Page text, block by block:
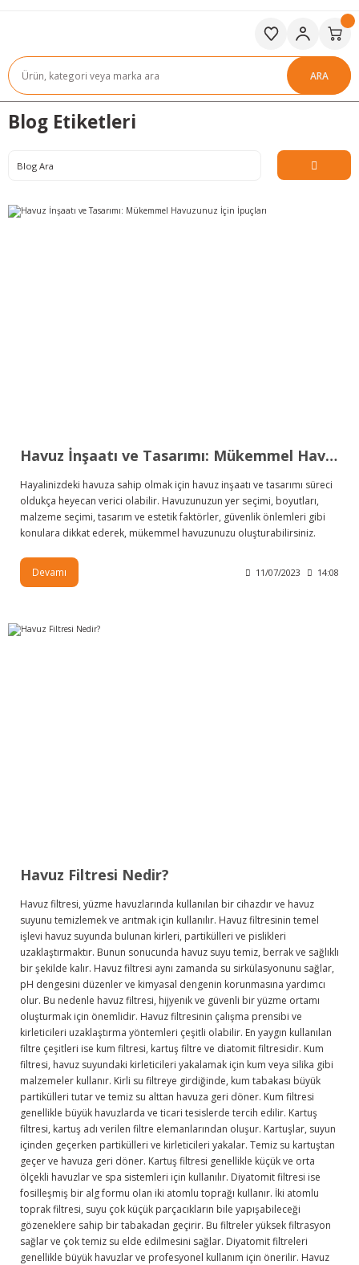
ARA
Blog Etiketleri
Havuz İnşaatı ve Tasarımı: Mükemmel Havuzunuz İçin İpuçları
Hayalinizdeki havuza sahip olmak için havuz inşaatı ve tasarımı süreci
oldukça heyecan verici olabilir. Havuzunuzun yer seçimi, boyutları,
malzeme seçimi, tasarım ve estetik faktörler, güvenlik önlemleri gibi
konulara dikkat ederek, mükemmel havuzunuzu oluşturabilirsiniz.
Devamı 11/07/2023 14:08
Havuz Filtresi Nedir?
Havuz filtresi, yüzme havuzlarında kullanılan bir cihazdır ve havuz
suyunu temizlemek ve arıtmak için kullanılır. Havuz filtresinin temel
işlevi havuz suyunda bulunan kirleri, partikülleri ve pislikleri
uzaklaştırmaktır. Bunun sonucunda havuz suyu temiz, berrak ve sağlıklı
bir şekilde kalır. Havuz filtresi aynı zamanda su sirkülasyonunu sağlar,
pH dengesini düzenler ve kimyasal dengenin korunmasına yardımcı
olur. Bu nedenle havuz filtresi, hijyenik ve güvenli bir yüzme ortamı
oluşturmak için önemlidir. Havuz filtresinin çalışma prensibi ve
kirleticileri uzaklaştırma yöntemleri çeşitli olabilir. En yaygın kullanılan
filtre çeşitleri ise kum filtresi, kartuş filtre ve diatomit filtresidir. Kum
filtresi, havuz suyundaki kirleticileri yakalamak için kum veya silika gibi
malzemeler kullanır. Kirli su filtreye girdiğinde, kum tabakası büyük
partikülleri tutar ve temiz su alttan havuza geri döner. Kum filtresi
genellikle büyük havuzlarda ve ticari tesislerde tercih edilir. Kartuş
filtresi, kartuş adı verilen filtre elemanlarından oluşur. Kartuşlar, suyun
içinden geçerken partikülleri ve kirleticileri yakalar. Temiz su kartuştan
geçer ve havuza geri döner. Kartuş filtresi genellikle küçük ve orta
ölçekli havuzlar ve spa sistemleri için kullanılır. Diyatomit filtresi ise
fosilleşmiş bir alg formu olan iki atomlu toprağı kullanır. İki atomlu
toprak filtresi, suyu çok küçük parçacıkların bile yapışabileceği
gözeneklere sahip bir tabakadan geçirir. Bu filtreler yüksek filtrasyon
sağlar ve çok temiz su elde edilmesini sağlar. Diyatomit filtreleri
genellikle büyük havuzlar ve profesyonel kullanım için önerilir. Havuz